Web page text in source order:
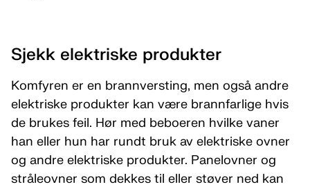
Sjekk elektriske produkter
Komfyren er en brannversting, men også andre
elektriske produkter kan være brannfarlige hvis
de brukes feil. Hør med beboeren hvilke vaner
han eller hun har rundt bruk av elektriske ovner
og andre elektriske produkter. Panelovner og
stråleovner som dekkes til eller støver ned kan